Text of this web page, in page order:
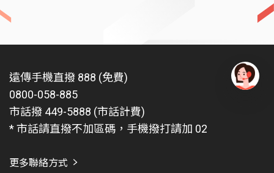
遠傳手機直撥 888 (免費)
0800-058-885
市話撥 449-5888 (市話計費)
* 市話請直撥不加區碼，手機撥打請加 02
更多聯絡方式